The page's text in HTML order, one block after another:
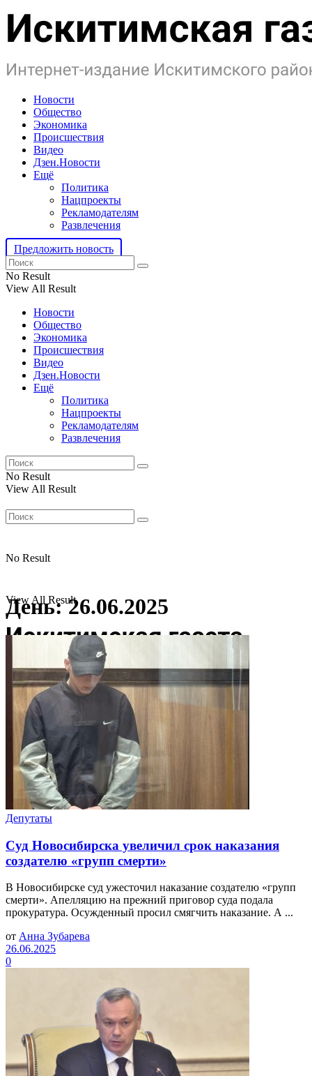
Новости
Общество
Экономика
Происшествия
Видео
Дзен.Новости
Ещё
Политика
Нацпроекты
Рекламодателям
Развлечения
Предложить новость
No Result
View All Result
Новости
Общество
Экономика
Происшествия
Видео
Дзен.Новости
Ещё
Политика
Нацпроекты
Рекламодателям
Развлечения
No Result
View All Result
No Result
View All Result
День:26.06.2025
Депутаты
Суд Новосибирска увеличил срок наказания
создателю «групп смерти»
В Новосибирске суд ужесточил наказание создателю «групп
смерти». Апелляцию на прежний приговор суда подала
прокуратура. Осужденный просил смягчить наказание. А ...
от Анна Зубарева
26.06.2025
0